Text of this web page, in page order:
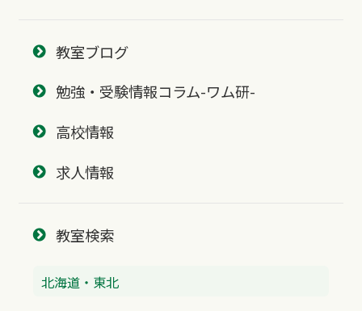
教室ブログ
勉強・受験情報コラム-ワム研-
高校情報
求人情報
教室検索
北海道・東北